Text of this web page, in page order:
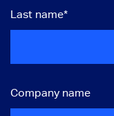
Last name*
Company name